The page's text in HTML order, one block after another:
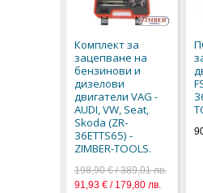
Комплект за
зацепване на
бензинови и
дизелови
двигатели VAG -
AUDI, VW, Seat,
Skoda (ZR-
36ETTS65) -
ZIMBER-TOOLS.
198,90 € / 389,01 лв.
91,93 € / 179,80 лв.